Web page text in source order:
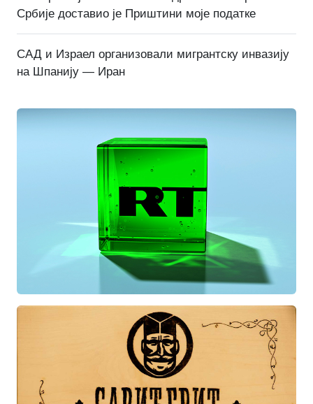
Србије доставио је Приштини моје податке
САД и Израел организовали мигрантску инвазију
на Шпанију — Иран